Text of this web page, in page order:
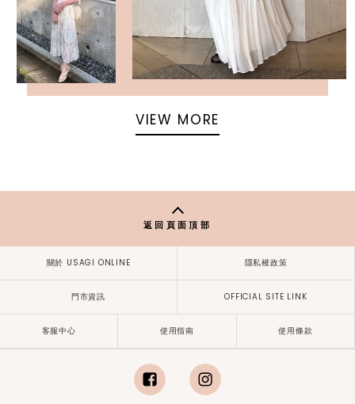
VIEW MORE
返回頁面頂部
關於 USAGI ONLINE 隱私權政策
門市資訊 OFFICIAL SITE LINK
客服中心 使用指南 使用條款